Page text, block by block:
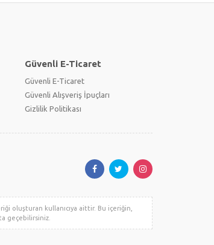
Güvenli E-Ticaret
Güvenli E-Ticaret
Güvenli Alışveriş İpuçları
Gizlilik Politikası
oluşturan kullanıcıya aittir. Bu içeriğin,
geçebilirsiniz.